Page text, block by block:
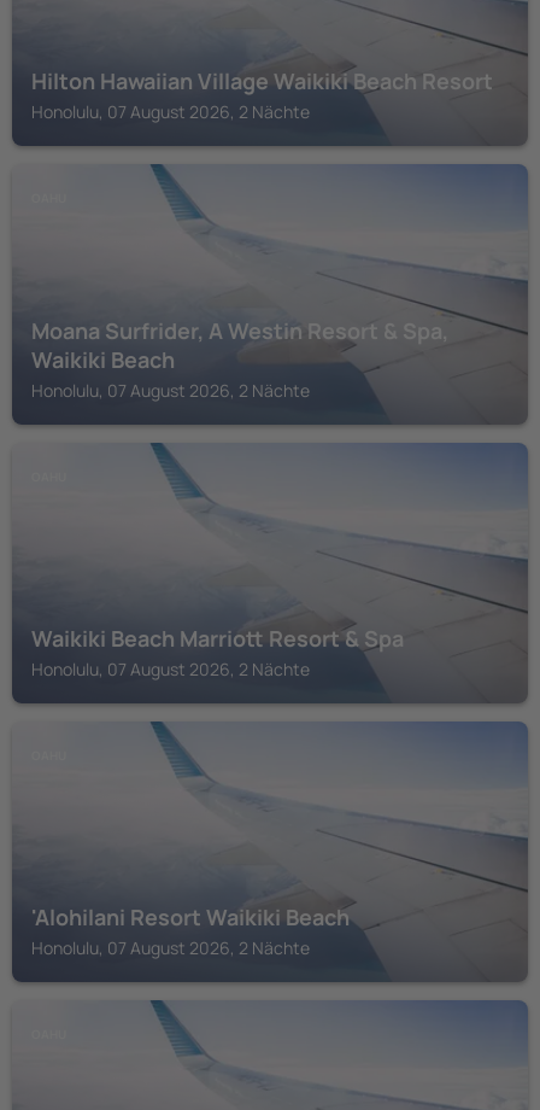
Hilton Hawaiian Village Waikiki Beach Resort
Honolulu, 07 August 2026, 2 Nächte
Moana Surfrider, A Westin Resort & Spa,
Waikiki Beach
Honolulu, 07 August 2026, 2 Nächte
Waikiki Beach Marriott Resort & Spa
Honolulu, 07 August 2026, 2 Nächte
'Alohilani Resort Waikiki Beach
Honolulu, 07 August 2026, 2 Nächte